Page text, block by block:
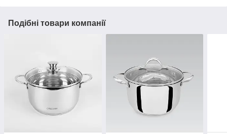
Подібні товари компанії